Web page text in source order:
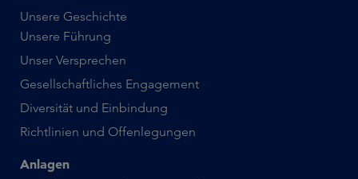
Unsere Geschichte
Unsere Führung
Unser Versprechen
Gesellschaftliches Engagement
Diversität und Einbindung
Richtlinien und Offenlegungen
Anlagen